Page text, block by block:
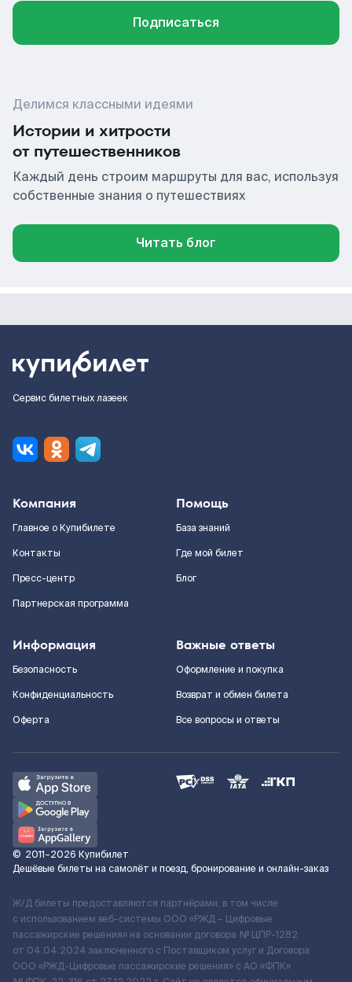
Подписаться
Делимся классными идеями
Истории и хитрости
от путешественников
Каждый день строим маршруты для вас, используя
собственные знания о путешествиях
Читать блог
Сервис билетных лазеек
Компания
Главное о Купибилете
Контакты
Пресс-центр
Партнерская программа
Помощь
База знаний
Где мой билет
Блог
Информация
Безопасность
Конфиденциальность
Оферта
Важные ответы
Оформление и покупка
Возврат и обмен билета
Все вопросы и ответы
© 2011–2026 Купибилет
Дешёвые билеты на самолёт и поезд, бронирование и онлайн-заказ
Ж/Д билеты предоставляются партнёрами, в том числе
с использованием веб-системы ООО «РЖД – Цифровые
пассажирские решения» на основании договора № ЦПР-1282
от 04.04.2024 заключенного с Поставщиком услуг и Договора
ООО «РЖД-Цифровые пассажирские решения» c АО «ФПК»